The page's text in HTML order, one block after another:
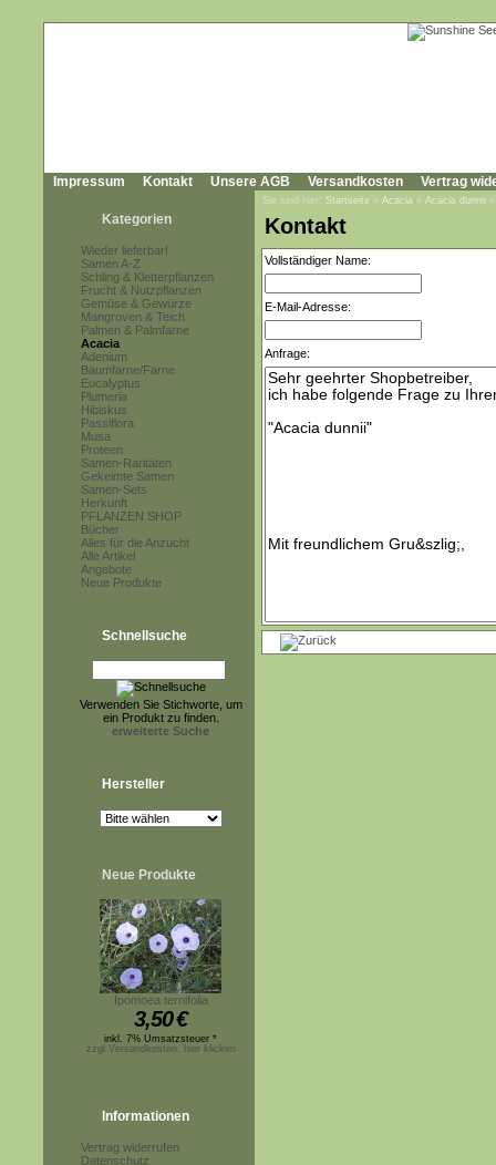
Impressum Kontakt Unsere AGB Versandkosten Vertrag
Kategorien
Wieder lieferbar!
Samen A-Z
Schling & Kletterpflanzen
Frucht & Nutzpflanzen
Gemüse & Gewürze
Mangroven & Teich
Palmen & Palmfarne
Acacia
Adenium
Baumfarne/Farne
Eucalyptus
Plumeria
Hibiskus
Passiflora
Musa
Proteen
Samen-Raritäten
Gekeimte Samen
Samen-Sets
Herkunft
PFLANZEN SHOP
Bücher
Alles für die Anzucht
Alle Artikel
Angebote
Neue Produkte
Schnellsuche
Verwenden Sie Stichworte, um
ein Produkt zu finden.
erweiterte Suche
Hersteller
Neue Produkte
Ipomoea ternifolia
3,50€
inkl. 7% Umsatzsteuer *
zzgl.Versandkosten, hier klicken
Informationen
Vertrag widerrufen
Datenschutz
Sie sind hier: Startseite » Acacia » Acacia dunnii
Kontakt
Vollständiger Name:
E-Mail-Adresse:
Anfrage: